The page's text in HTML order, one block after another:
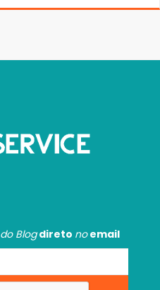
do Blogdireto noemail